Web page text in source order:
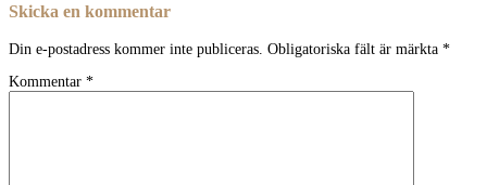
Skicka en kommentar
Din e-postadress kommer inte publiceras. Obligatoriska fält är märkta *
Kommentar *